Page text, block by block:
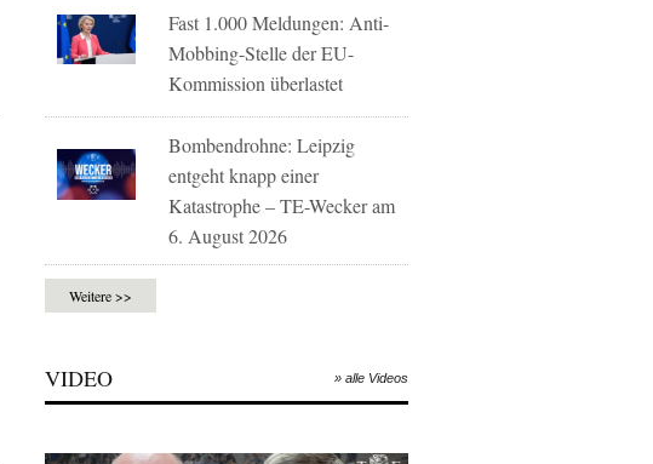
Fast 1.000 Meldungen: Anti-
Mobbing-Stelle der EU-
Kommission überlastet
Bombendrohne: Leipzig
entgeht knapp einer
Katastrophe – TE-Wecker am
6. August 2026
Weitere >>
VIDEO » alle Videos